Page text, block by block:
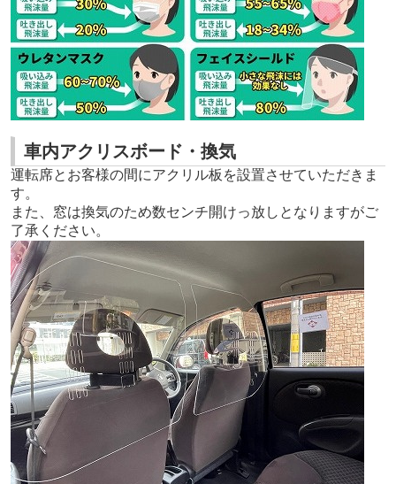
車内アクリスボード・換気
運転席とお客様の間にアクリル板を設置させていただきま
す。
また、窓は換気のため数センチ開けっ放しとなりますがご
了承ください。